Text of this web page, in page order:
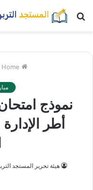
بحث
نموذج
أطر
هيئة تحرير المستجد